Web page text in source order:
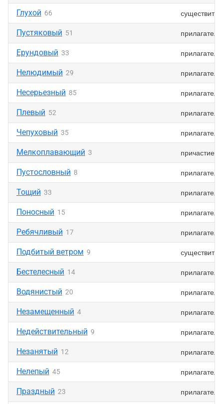
Глухой 66
Пустяковый 51
Ерундовый 33
Нелюдимый 29
Несерьезный 85
Плевый 52
Чепуховый 35
Мелкоплавающий 3 причастие
Пустословный 8
Тощий 33
Поносный 15
Ребячливый 17
Подбитый ветром 9
Бестелесный 14
Водянистый 20
Незамещенный 4
Недействительный 9
Незанятый 12
Нелепый 45
Праздный 23